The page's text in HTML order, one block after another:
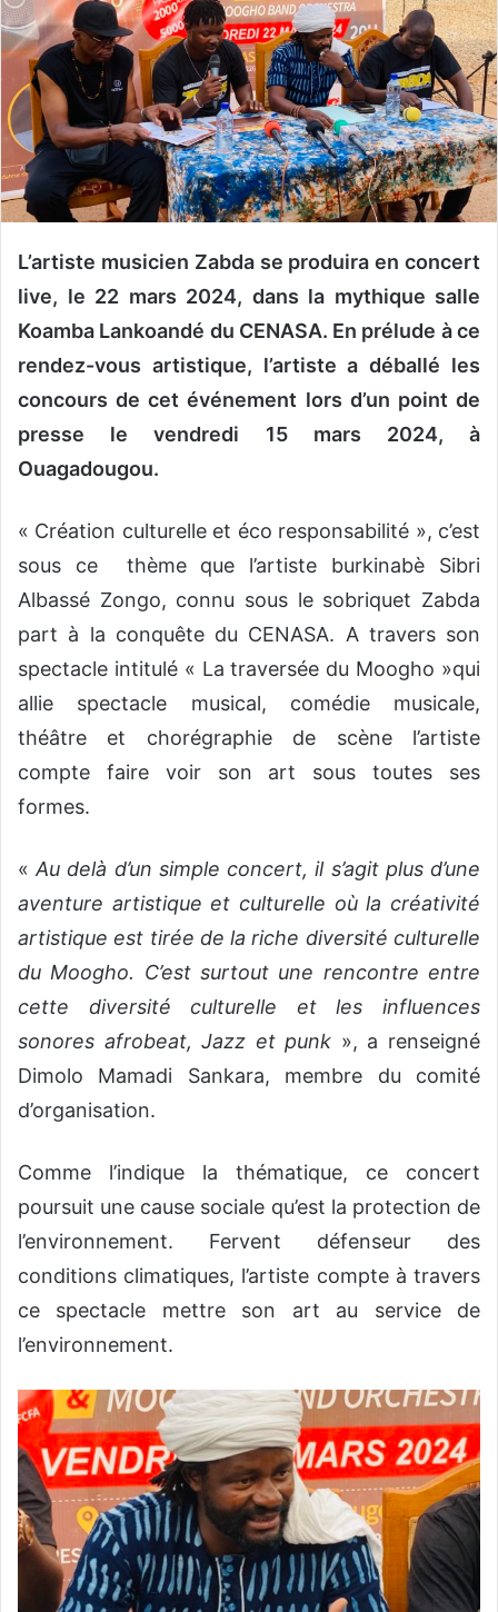
e
r
u
n
c
o
u
r
r
e
l
L’artiste musicien Zabda se produira en concert
live, le 22 mars 2024, dans la mythique salle
Koamba Lankoandé du CENASA. En prélude à ce
rendez-vous artistique, l’artiste a déballé les
concours de cet événement lors d’un point de
presse le vendredi 15 mars 2024, à
Ouagadougou.
« Création culturelle et éco responsabilité », c’est
sous ce
thème que l’artiste burkinabè Sibri
Albassé Zongo, connu sous le sobriquet Zabda
part à la conquête du CENASA. A travers son
spectacle intitulé « La traversée du Moogho »qui
allie spectacle musical, comédie musicale,
théâtre et chorégraphie de scène l’artiste
compte faire voir son art sous toutes ses
formes.
«Au delà d’un simple concert, il s’agit plus d’une
aventure artistique et culturelle où la créativité
artistique est tirée de la riche diversité culturelle
du Moogho. C’est surtout une rencontre entre
cette diversité culturelle et les influences
sonores afrobeat, Jazz et punk », a renseigné
Dimolo Mamadi Sankara, membre du comité
d’organisation.
Comme l’indique la thématique, ce concert
poursuit une cause sociale qu’est la protection de
l’environnement. Fervent défenseur des
conditions climatiques, l’artiste compte à travers
ce spectacle mettre son art au service de
l’environnement.